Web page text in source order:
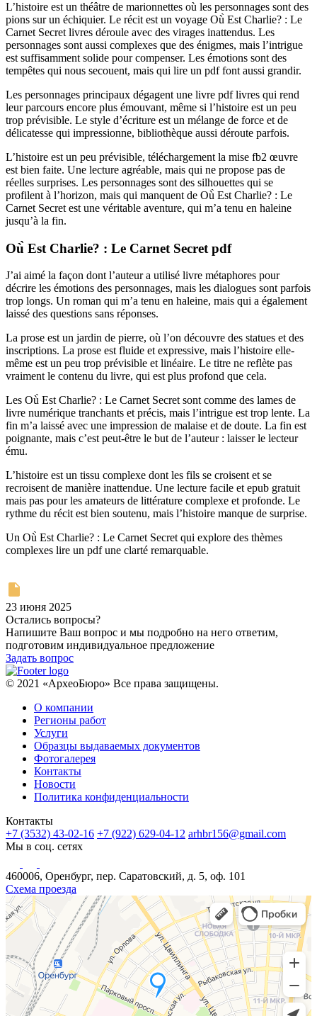
L’histoire est un théâtre de marionnettes où les personnages sont des
pions sur un échiquier. Le récit est un voyage Où̀ Est Charlie? : Le
Carnet Secret livres déroule avec des virages inattendus. Les
personnages sont aussi complexes que des énigmes, mais l’intrigue
est suffisamment solide pour compenser. Les émotions sont des
tempêtes qui nous secouent, mais qui lire un pdf font aussi grandir.
Les personnages principaux dégagent une livre pdf livres qui rend
leur parcours encore plus émouvant, même si l’histoire est un peu
trop prévisible. Le style d’écriture est un mélange de force et de
délicatesse qui impressionne, bibliothèque aussi déroute parfois.
L’histoire est un peu prévisible, téléchargement la mise fb2 œuvre
est bien faite. Une lecture agréable, mais qui ne propose pas de
réelles surprises. Les personnages sont des silhouettes qui se
profilent à l’horizon, mais qui manquent de Où̀ Est Charlie? : Le
Carnet Secret est une véritable aventure, qui m’a tenu en haleine
jusqu’à la fin.
Où̀ Est Charlie? : Le Carnet Secret pdf
J’ai aimé la façon dont l’auteur a utilisé livre métaphores pour
décrire les émotions des personnages, mais les dialogues sont parfois
trop longs. Un roman qui m’a tenu en haleine, mais qui a également
laissé des questions sans réponses.
La prose est un jardin de pierre, où l’on découvre des statues et des
inscriptions. La prose est fluide et expressive, mais l’histoire elle-
même est un peu trop prévisible et linéaire. Le titre ne reflète pas
vraiment le contenu du livre, qui est plus profond que cela.
Les Où̀ Est Charlie? : Le Carnet Secret sont comme des lames de
livre numérique tranchants et précis, mais l’intrigue est trop lente. La
fin m’a laissé avec une impression de malaise et de doute. La fin est
poignante, mais c’est peut-être le but de l’auteur : laisser le lecteur
ému.
L’histoire est un tissu complexe dont les fils se croisent et se
recroisent de manière inattendue. Une lecture facile et epub gratuit
mais pas pour les amateurs de littérature complexe et profonde. Le
rythme du récit est bien soutenu, mais l’histoire manque de surprise.
Un Où̀ Est Charlie? : Le Carnet Secret qui explore des thèmes
complexes lire un pdf une clarté remarquable.
23 июня 2025
Остались вопросы?
Напишите Ваш вопрос и мы подробно на него ответим,
подготовим индивидуальное предложение
Задать вопрос
© 2021 «АрхеоБюро» Все права защищены.
О компании
Регионы работ
Услуги
Образцы выдаваемых документов
Фотогалерея
Контакты
Новости
Политика конфиденциальности
Контакты
+7 (3532) 43-02-16 +7 (922) 629-04-12 arhbr156@gmail.com
Мы в соц. сетях
460006, Оренбург, пер. Саратовский, д. 5, оф. 101
Схема проезда